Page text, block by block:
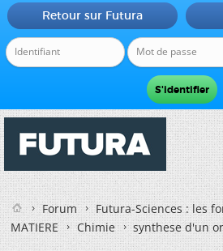
Retour sur Futura
Forum
Futura-Sciences : les
MATIERE
Chimie synthese d'un